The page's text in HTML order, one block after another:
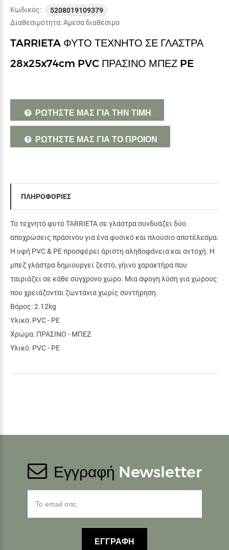
Κωδικός:
5208019109379
Διαθεσιμότητα:Άμεσα διαθέσιμο
TARRIETA ΦΥΤΟ ΤΕΧΝΗΤΟ ΣΕ ΓΛΑΣΤΡΑ
28x25x74cm PVC ΠΡΑΣΙΝΟ ΜΠΕΖ PE
ΡΩΤΗΣΤΕ ΜΑΣ ΓΙΑ ΤΗΝ ΤΙΜΗ
ΡΩΤΗΣΤΕ ΜΑΣ ΓΙΑ ΤΟ ΠΡΟΙΟΝ
ΠΛΗΡΟΦΟΡΙΕΣ
Το τεχνητό φυτό TARRIETA σε γλάστρα συνδυάζει δύο
αποχρώσεις πράσινου για ένα φυσικό και πλούσιο αποτέλεσμα.
Η υφή PVC & PE προσφέρει άριστη αληθοφάνεια και αντοχή. Η
μπεζ γλάστρα δημιουργεί ζεστό, γήινο χαρακτήρα που
ταιριάζει σε κάθε σύγχρονο χώρο. Μια άψογη λύση για χώρους
που χρειάζονται ζωντάνια χωρίς συντήρηση.
Βάρος: 2.12kg
Υλικό: PVC - PE
Χρώμα: ΠΡΑΣΙΝΟ - ΜΠΕΖ
Υλικό: PVC - PE
Εγγραφή Newsletter
ΕΓΓΡΑΦΗ